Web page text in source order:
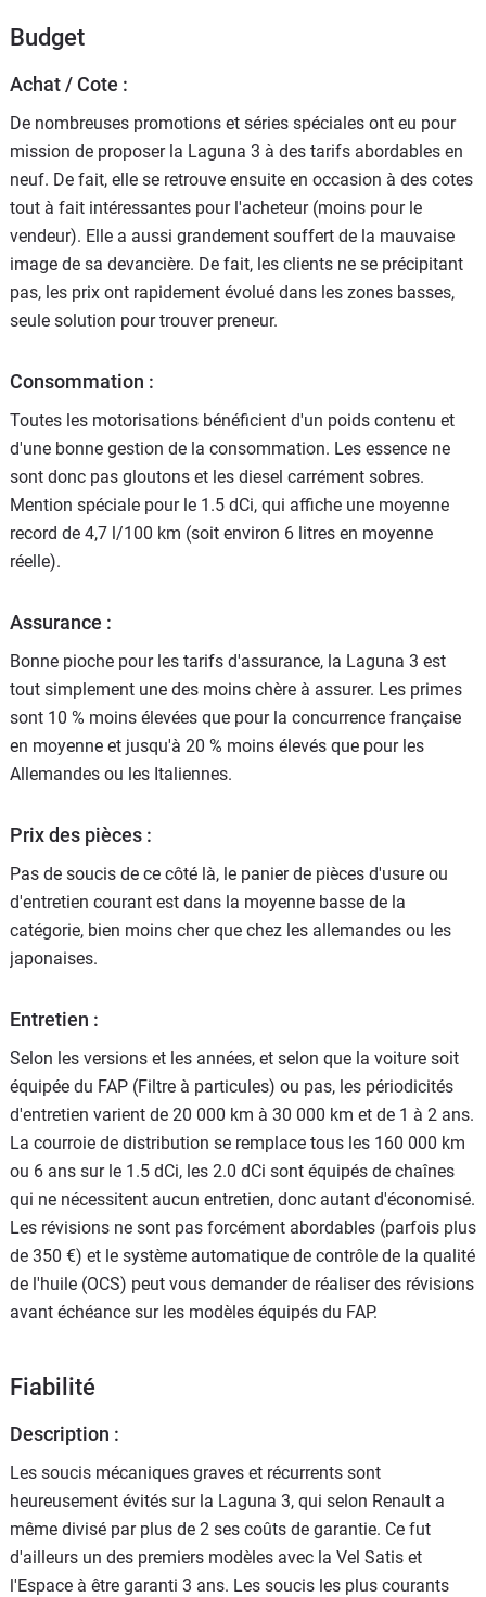
Budget
Achat / Cote :
De nombreuses promotions et séries spéciales ont eu pour
mission de proposer la Laguna 3 à des tarifs abordables en
neuf. De fait, elle se retrouve ensuite en occasion à des cotes
tout à fait intéressantes pour l'acheteur (moins pour le
vendeur). Elle a aussi grandement souffert de la mauvaise
image de sa devancière. De fait, les clients ne se précipitant
pas, les prix ont rapidement évolué dans les zones basses,
seule solution pour trouver preneur.
Consommation :
Toutes les motorisations bénéficient d'un poids contenu et
d'une bonne gestion de la consommation. Les essence ne
sont donc pas gloutons et les diesel carrément sobres.
Mention spéciale pour le 1.5 dCi, qui affiche une moyenne
record de 4,7 l/100 km (soit environ 6 litres en moyenne
réelle).
Assurance :
Bonne pioche pour les tarifs d'assurance, la Laguna 3 est
tout simplement une des moins chère à assurer. Les primes
sont 10 % moins élevées que pour la concurrence française
en moyenne et jusqu'à 20 % moins élevés que pour les
Allemandes ou les Italiennes.
Prix des pièces :
Pas de soucis de ce côté là, le panier de pièces d'usure ou
d'entretien courant est dans la moyenne basse de la
catégorie, bien moins cher que chez les allemandes ou les
japonaises.
Entretien :
Selon les versions et les années, et selon que la voiture soit
équipée du FAP (Filtre à particules) ou pas, les périodicités
d'entretien varient de 20 000 km à 30 000 km et de 1 à 2 ans.
La courroie de distribution se remplace tous les 160 000 km
ou 6 ans sur le 1.5 dCi, les 2.0 dCi sont équipés de chaînes
qui ne nécessitent aucun entretien, donc autant d'économisé.
Les révisions ne sont pas forcément abordables (parfois plus
de 350 €) et le système automatique de contrôle de la qualité
de l'huile (OCS) peut vous demander de réaliser des révisions
avant échéance sur les modèles équipés du FAP.
Fiabilité
Description :
Les soucis mécaniques graves et récurrents sont
heureusement évités sur la Laguna 3, qui selon Renault a
même divisé par plus de 2 ses coûts de garantie. Ce fut
d'ailleurs un des premiers modèles avec la Vel Satis et
l'Espace à être garanti 3 ans. Les soucis les plus courants